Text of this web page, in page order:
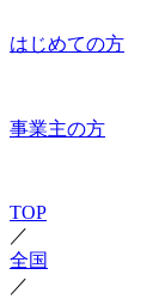
はじめての方
事業主の方
TOP
／
全国
／